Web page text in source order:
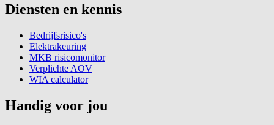
Diensten en kennis
Bedrijfsrisico's
Elektrakeuring
MKB risicomonitor
Verplichte AOV
WIA calculator
Handig voor jou